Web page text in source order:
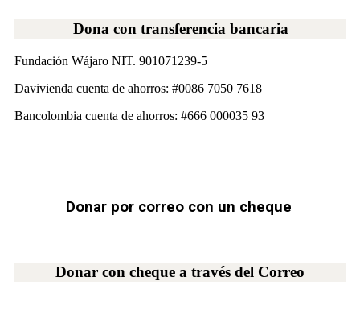
Dona con transferencia bancaria
Fundación Wájaro NIT. 901071239-5
Davivienda cuenta de ahorros: #0086 7050 7618
Bancolombia cuenta de ahorros: #666 000035 93
Donar por correo con un cheque
Donar con cheque a través del Correo